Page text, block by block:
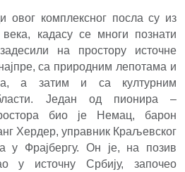
овог комплексног посла су из
века, кадасу се многи познати
на простору источне
са природним лепотама и
а затим и са културним
Један од пионира –
био је Немац, барон
Хердер, управник Краљевског
у Фрајбергу. Он је, на позив
у источну Србију, започео